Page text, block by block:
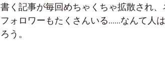
書く記事が毎回めちゃくちゃ拡散され
フォロワーもたくさんいる……なんて人
ろう。